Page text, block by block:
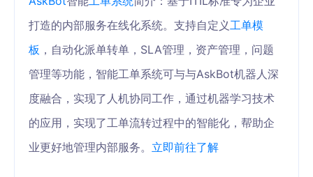
打造的内部服务在线化系统。支持自定义工单模
板 ，自动化派单转单，SLA管理，资产管理，问题
管理等功能，智能工单系统可与与AskBot机器人深
度融合，实现了人机协同工作，通过机器学习技术
的应用，实现了工单流转过程中的智能化，帮助企
业更好地管理内部服务。 立即前往了解